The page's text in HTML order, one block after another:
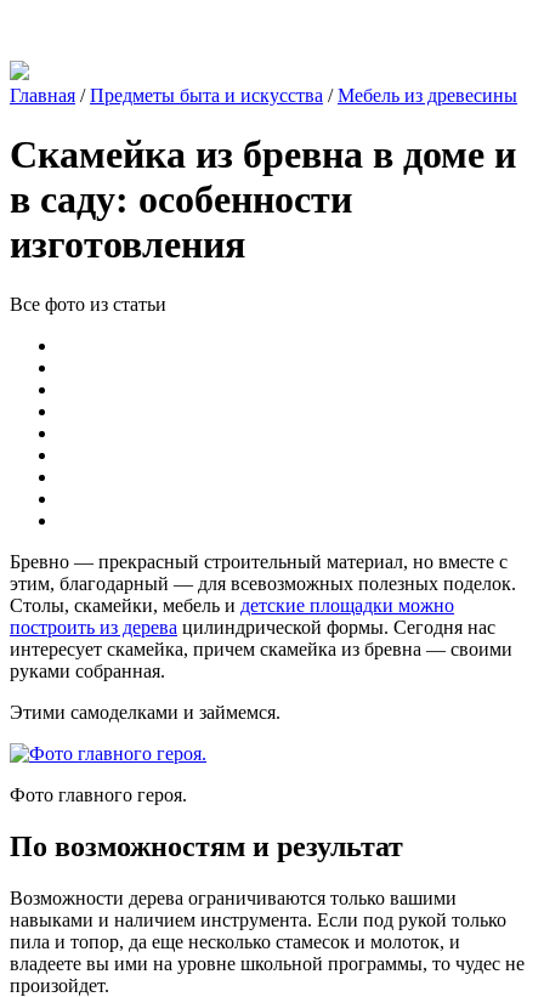
Главная /Предметы быта и искусства /Мебель из древесины
Скамейка из бревна в доме и
в саду: особенности
изготовления
Все фото из статьи
Бревно — прекрасный строительный материал, но вместе с
этим, благодарный — для всевозможных полезных поделок.
Столы, скамейки, мебель и детские площадки можно
построить из дерева цилиндрической формы. Сегодня нас
интересует скамейка, причем скамейка из бревна — своими
руками собранная.
Этими самоделками и займемся.
Фото главного героя.
По возможностям и результат
Возможности дерева ограничиваются только вашими
навыками и наличием инструмента. Если под рукой только
пила и топор, да еще несколько стамесок и молоток, и
владеете вы ими на уровне школьной программы, то чудес не
произойдет.